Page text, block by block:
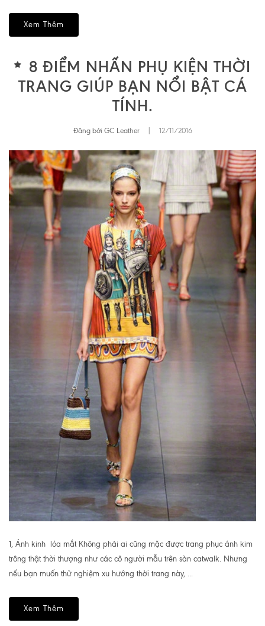
Xem Thêm
8 ĐIỂM NHẤN PHỤ KIỆN THỜI
TRANG GIÚP BẠN NỔI BẬT CÁ
TÍNH.
Đăng bởi GC Leather 12/11/2016
1, Ánh kinh lóa mắt Không phải ai cũng mặc được trang phục ánh kim
trông thật thời thượng như các cô người mẫu trên sàn catwalk. Nhưng
nếu bạn muốn thử nghiệm xu hướng thời trang này, ...
Xem Thêm